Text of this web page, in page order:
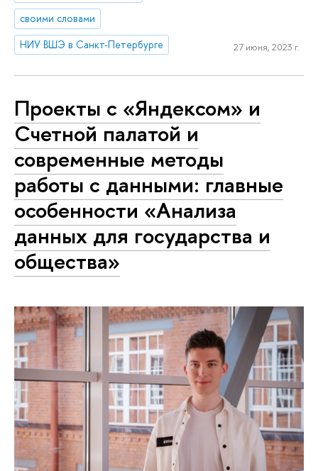
своими словами
НИУ ВШЭ в Санкт-Петербурге
27 июня, 2023 г.
Проекты с «Яндексом» и
Счетной палатой и
современные методы
работы с данными: главные
особенности «Анализа
данных для государства и
общества»